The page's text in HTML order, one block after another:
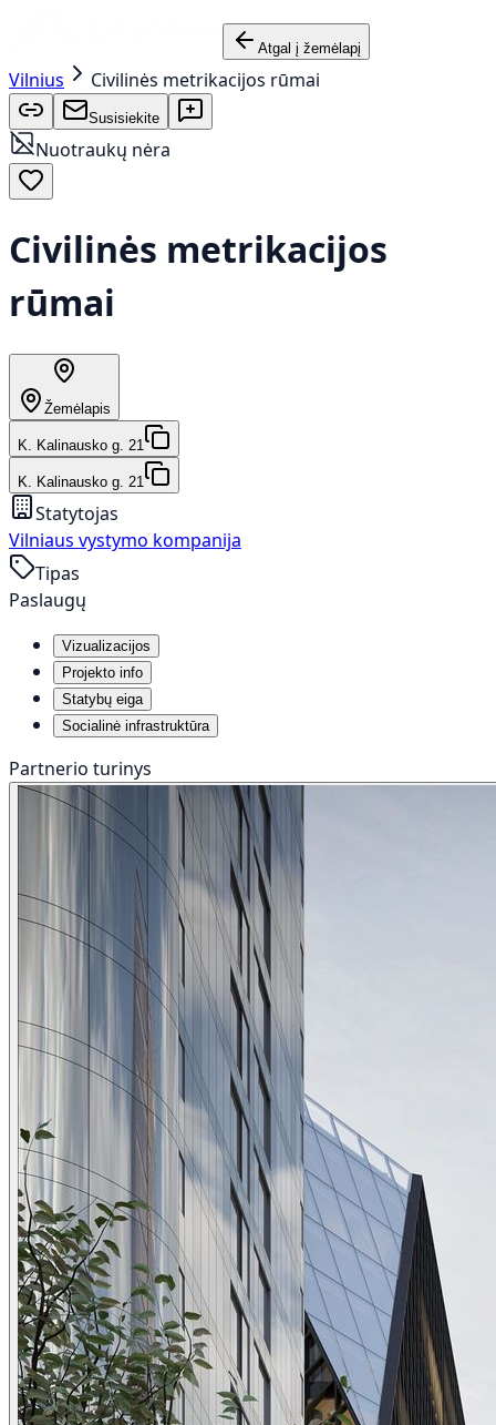
Atgal į žemėlapį
Vilnius Civilinės metrikacijos rūmai
Susisiekite
Nuotraukų nėra
Civilinės metrikacijos
rūmai
Žemėlapis
K. Kalinausko g. 21
K. Kalinausko g. 21
Statytojas
Vilniaus vystymo kompanija
Tipas
Paslaugų
Vizualizacijos
Projekto info
Statybų eiga
Socialinė infrastruktūra
Partnerio turinys